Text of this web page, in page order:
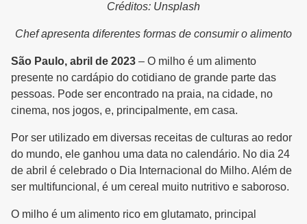
Créditos: Unsplash
Chef apresenta diferentes formas de consumir o alimento
São Paulo, abril de 2023 – O milho é um alimento
presente no cardápio do cotidiano de grande parte das
pessoas. Pode ser encontrado na praia, na cidade, no
cinema, nos jogos, e, principalmente, em casa.
Por ser utilizado em diversas receitas de culturas ao redor
do mundo, ele ganhou uma data no calendário. No dia 24
de abril é celebrado o Dia Internacional do Milho. Além de
ser multifuncional, é um cereal muito nutritivo e saboroso.
O milho é um alimento rico em glutamato, principal